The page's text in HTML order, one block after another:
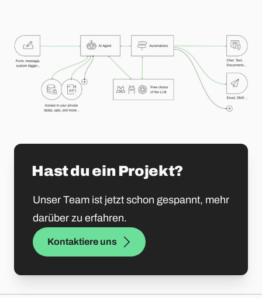
Hast du ein Projekt?
Unser Team ist jetzt schon gespannt, mehr
darüber zu erfahren.
Kontaktiere uns